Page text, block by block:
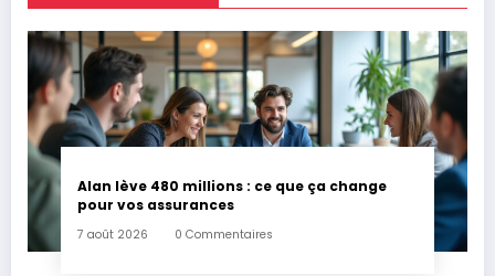
Alan lève 480 millions : ce que ça change
pour vos assurances
7 août 2026 0 Commentaires